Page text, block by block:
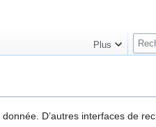
D’autres interfaces de
Plus
R
e
e
r